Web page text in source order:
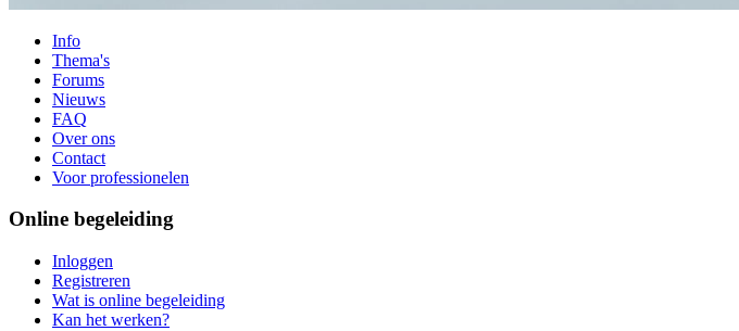
Info
Thema's
Forums
Nieuws
FAQ
Over ons
Contact
Voor professionelen
Online begeleiding
Inloggen
Registreren
Wat is online begeleiding
Kan het werken?